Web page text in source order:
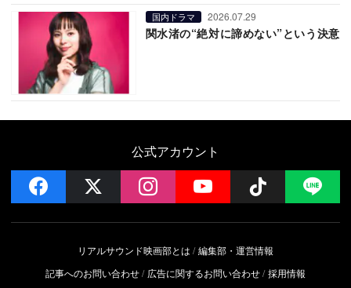
国内ドラマ 2026.07.29
関水渚の“絶対に諦めない”という決意
公式アカウント
facebook instagramYouTube Follow
リアルサウンド映画部とは
編集部・運営情報
記事へのお問い合わせ
広告に関するお問い合わせ 採用情報